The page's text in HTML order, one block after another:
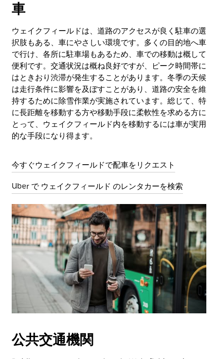
車
ウェイクフィールドは、道路のアクセスが良く駐車の選
択肢もある、車にやさしい環境です。多くの目的地へ車
で行け、各所に駐車場もあるため、車での移動は概して
便利です。交通状況は概ね良好ですが、ピーク時間帯に
はときおり渋滞が発生することがあります。冬季の天候
は走行条件に影響を及ぼすことがあり、道路の安全を維
持するために除雪作業が実施されています。総じて、特
に長距離を移動する方や移動手段に柔軟性を求める方に
とって、ウェイクフィールド内を移動するには車が実用
的な手段になり得ます。
今すぐウェイクフィールドで配車をリクエスト
Uber で ウェイクフィールド のレンタカーを検索
公共交通機関